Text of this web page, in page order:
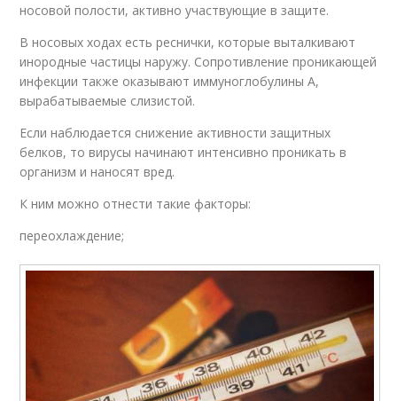
носовой полости, активно участвующие в защите.
В носовых ходах есть реснички, которые выталкивают
инородные частицы наружу. Сопротивление проникающей
инфекции также оказывают иммуноглобулины А,
вырабатываемые слизистой.
Если наблюдается снижение активности защитных
белков, то вирусы начинают интенсивно проникать в
организм и наносят вред.
К ним можно отнести такие факторы:
переохлаждение;